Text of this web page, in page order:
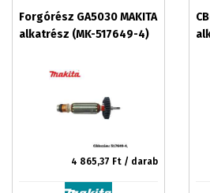
Forgórész GA5030 MAKITA
alkatrész (MK-517649-4)
4 865,37 Ft / darab